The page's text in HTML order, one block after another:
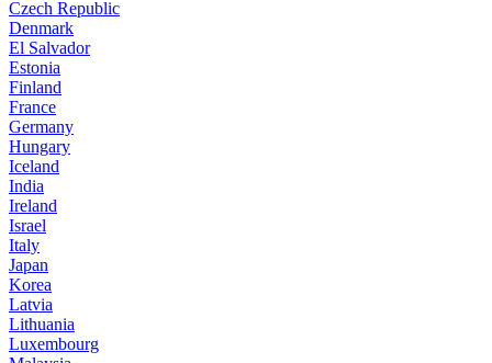
Czech Republic
Denmark
El Salvador
Estonia
Finland
France
Germany
Hungary
Iceland
India
Ireland
Israel
Italy
Japan
Korea
Latvia
Lithuania
Luxembourg